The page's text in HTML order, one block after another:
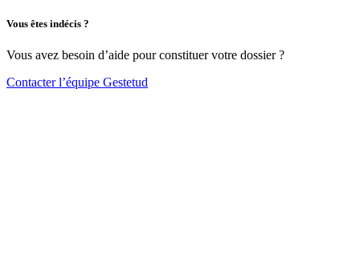
Vous êtes indécis ?
Vous avez besoin d’aide pour constituer votre dossier ?
Contacter l’équipe Gestetud